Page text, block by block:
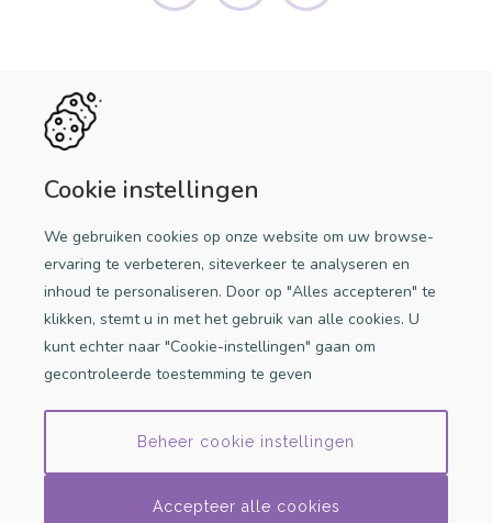
Cookie instellingen
We gebruiken cookies op onze website om uw browse-
ervaring te verbeteren, siteverkeer te analyseren en
inhoud te personaliseren. Door op "Alles accepteren" te
klikken, stemt u in met het gebruik van alle cookies. U
kunt echter naar "Cookie-instellingen" gaan om
gecontroleerde toestemming te geven
Beheer cookie instellingen
Accepteer alle cookies
Handige links
Discriminatie melden
Een initiatief van Stichting iDb